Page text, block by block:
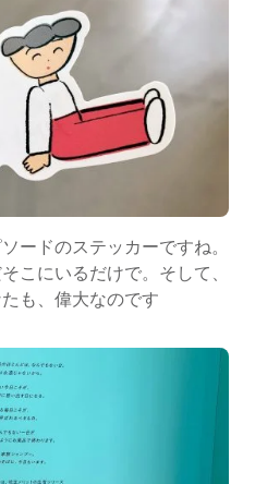
ードのステッカーですね。
こにいるだけで。そして、
も、偉大なのです